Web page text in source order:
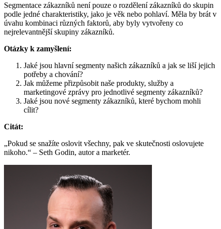
Segmentace zákazníků není pouze o rozdělení zákazníků do skupin
podle jedné charakteristiky, jako je věk nebo pohlaví. Měla by brát v
úvahu kombinaci různých faktorů, aby byly vytvořeny co
nejrelevantnější skupiny zákazníků.
Otázky k zamyšlení:
Jaké jsou hlavní segmenty našich zákazníků a jak se liší jejich
potřeby a chování?
Jak můžeme přizpůsobit naše produkty, služby a
marketingové zprávy pro jednotlivé segmenty zákazníků?
Jaké jsou nové segmenty zákazníků, které bychom mohli
cílit?
Citát:
„Pokud se snažíte oslovit všechny, pak ve skutečnosti oslovujete
nikoho.“ – Seth Godin, autor a marketér.